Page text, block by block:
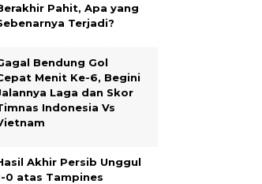
Pahit, Apa yang
Terjadi?
Bendung Gol
Menit Ke-6, Begini
Laga dan Skor
Indonesia Vs
Akhir Persib Unggul
0 atas Tampines